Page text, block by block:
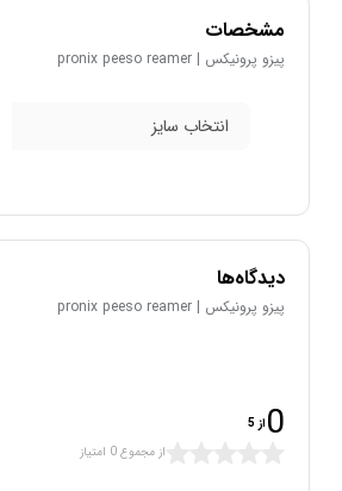
مشخصات
پیزو پرونیکس | pronix peeso reamer
انتخاب سایز
دیدگاه‌ها
پیزو پرونیکس | pronix peeso reamer
0 از 5
از مجموع 0 امتیاز